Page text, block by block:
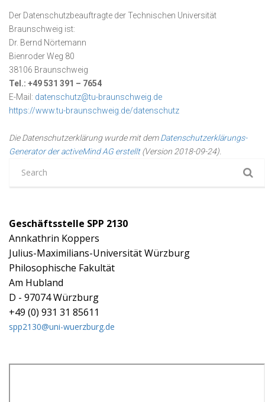
Der Datenschutzbeauftragte der Technischen Universität
Braunschweig ist:
Dr. Bernd Nörtemann
Bienroder Weg 80
38106 Braunschweig
Tel.: +49 531 391 – 7654
E-Mail: datenschutz@tu-braunschweig.de
https://www.tu-braunschweig.de/datenschutz
Die Datenschutzerklärung wurde mit demDatenschutzerklärungs-
Generator der activeMind AG erstellt(Version 2018-09-24).
Geschäftsstelle SPP 2130
Annkathrin Koppers
Julius-Maximilians-Universität Würzburg
Philosophische Fakultät
Am Hubland
D - 97074 Würzburg
+49 (0) 931 31 85611
spp2130@uni-wuerzburg.de